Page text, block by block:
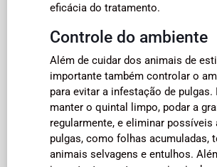
eficácia do tratamento.
Controle do ambiente
Além de cuidar dos animais de
importante também controlar o
para evitar a infestação de
manter o quintal limpo, podar a
regularmente, e eliminar possíveis
pulgas, como folhas acumuladas,
animais selvagens e entulhos.